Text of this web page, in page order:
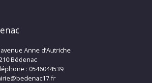
Anne d’Autriche
Bédenac
: 0546044539